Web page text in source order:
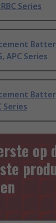
Series
APC Series
Series
op